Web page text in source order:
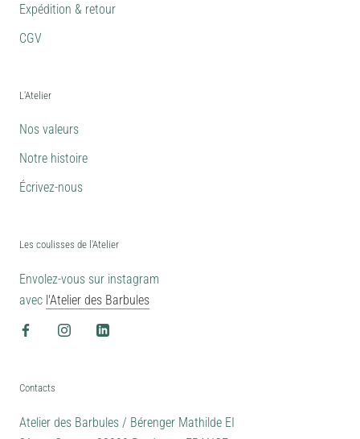
Expédition & retour
CGV
L'Atelier
Nos valeurs
Notre histoire
Écrivez-nous
Les coulisses de l'Atelier
Envolez-vous sur instagram
avec l'Atelier des Barbules
Contacts
Atelier des Barbules / Bérenger Mathilde EI